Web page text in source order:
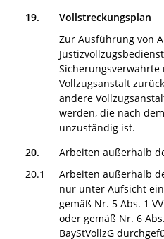
19.
Vollstreckungsplan
Zur Ausführung von
Vollzugsanstalt
andere
werden, die nach
unzuständig ist.
20.
Arbeiten außerhalb
20.1
Arbeiten außerhalb
nur unter Aufsicht
gemäß Nr. 5 Abs. 1
oder gemäß Nr. 6
BayStVollzG